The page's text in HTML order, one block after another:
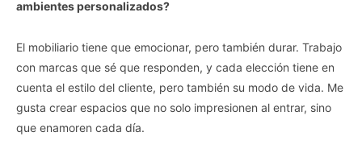
ambientes personalizados?
El mobiliario tiene que emocionar, pero también durar. Trabajo
con marcas que sé que responden, y cada elección tiene en
cuenta el estilo del cliente, pero también su modo de vida. Me
gusta crear espacios que no solo impresionen al entrar, sino
que enamoren cada día.